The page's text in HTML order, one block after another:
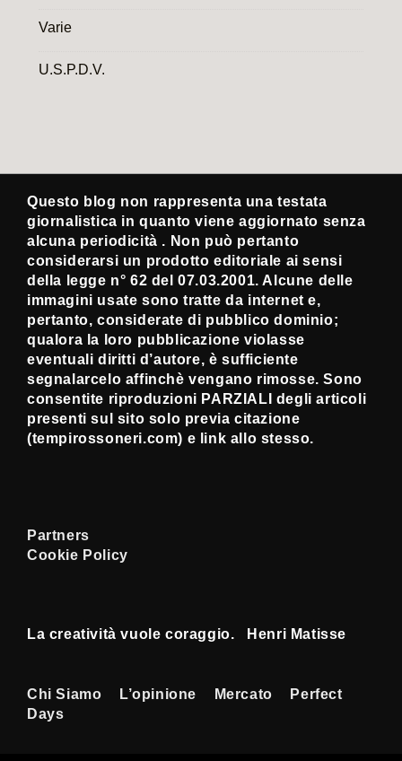
Varie
U.S.P.D.V.
Questo blog non rappresenta una testata
giornalistica in quanto viene aggiornato senza
alcuna periodicità . Non può pertanto
considerarsi un prodotto editoriale ai sensi
della legge n° 62 del 07.03.2001. Alcune delle
immagini usate sono tratte da internet e,
pertanto, considerate di pubblico dominio;
qualora la loro pubblicazione violasse
eventuali diritti d’autore, è sufficiente
segnalarcelo affinchè vengano rimosse. Sono
consentite riproduzioni PARZIALI degli articoli
presenti sul sito solo previa citazione
(tempirossoneri.com) e link allo stesso.
Partners
Cookie Policy
La creatività vuole coraggio. Henri Matisse
Menu
Footer
Chi Siamo L’opinione Mercato
Perfect
Days